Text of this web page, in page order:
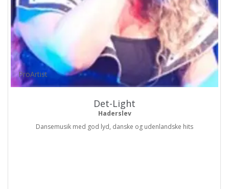
ProArtist
Det-Light
Haderslev
Dansemusik med god lyd, danske og udenlandske hits